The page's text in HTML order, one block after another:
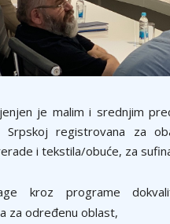
je malim i srednjim
Srpskoj registrovana za
i tekstila/obuće, za
kroz programe
za određenu oblast,